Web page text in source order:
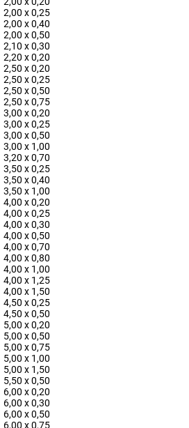
2,00 x 0,25
2,00 x 0,40
2,00 x 0,50
2,10 x 0,30
2,20 x 0,20
2,50 x 0,20
2,50 x 0,25
2,50 x 0,50
2,50 x 0,75
3,00 x 0,20
3,00 x 0,25
3,00 x 0,50
3,00 x 1,00
3,20 x 0,70
3,50 x 0,25
3,50 x 0,40
3,50 x 1,00
4,00 x 0,20
4,00 x 0,25
4,00 x 0,30
4,00 x 0,50
4,00 x 0,70
4,00 x 0,80
4,00 x 1,00
4,00 x 1,25
4,00 x 1,50
4,50 x 0,25
4,50 x 0,50
5,00 x 0,20
5,00 x 0,50
5,00 x 0,75
5,00 x 1,00
5,00 x 1,50
5,50 x 0,50
6,00 x 0,20
6,00 x 0,30
6,00 x 0,50
6,00 x 0,75